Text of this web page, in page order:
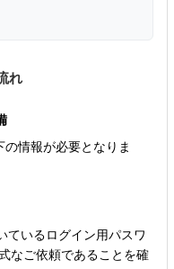
れ
情報が必要となりま
ているログイン用パスワ
なご依頼であることを確